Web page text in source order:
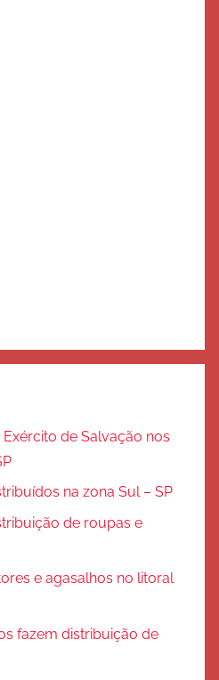
de Salvação nos
na zona Sul – SP
de roupas e
e agasalhos no litoral
fazem distribuição de